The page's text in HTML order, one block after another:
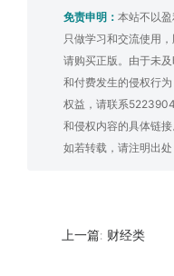
免责申明： 本站不以
只做学习和交流使用
请购买正版。由于未
和付费发生的侵权行
权益，请联系
和侵权内容的具体链接
如若转载，请注明出处
上一篇: 财经类